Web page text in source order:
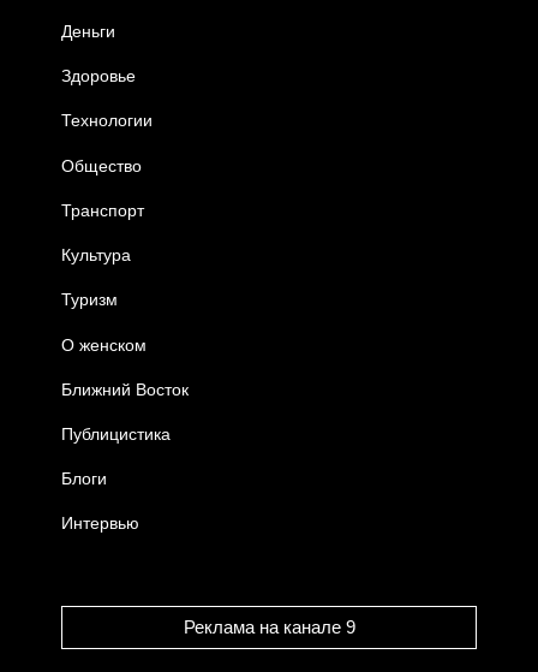
Деньги
Здоровье
Технологии
Общество
Транспорт
Культура
Туризм
О женском
Ближний Восток
Публицистика
Блоги
Интервью
Реклама на канале 9